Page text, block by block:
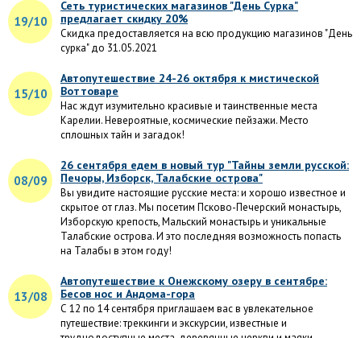
19/10
Сеть туристических магазинов "День Сурка"
предлагает скидку 20%
Скидка предоставляется на всю продукцию магазинов "День
сурка" до 31.05.2021
15/10
Автопутешествие 24-26 октября к мистической
Воттоваре
Нас ждут изумительно красивые и таинственные места
Карелии. Невероятные, космические пейзажи. Место
сплошных тайн и загадок!
08/09
26 сентября едем в новый тур "Тайны земли русской:
Печоры, Изборск, Талабские острова"
Вы увидите настоящие русские места: и хорошо известное и
скрытое от глаз. Мы посетим Псково-Печерский монастырь,
Изборскую крепость, Мальский монастырь и уникальные
Талабские острова. И это последняя возможность попасть
на Талабы в этом году!
13/08
Автопутешествие к Онежскому озеру в сентябре:
Бесов нос и Андома-гора
С 12 по 14 сентября приглашаем вас в увлекательное
путешествие: треккинги и экскурсии, известные и